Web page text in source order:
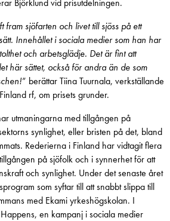
Björklund vid prisutdelningen.
fram sjöfarten och livet till sjöss på ett
Innehållet i sociala medier som han har
och arbetsglädje. Det är fint att
här sättet, också för andra än de som
” berättar Tiina Tuurnala, verkställande
rf, om prisets grunder.
utmaningarna med tillgången på
synlighet, eller bristen på det, bland
Rederierna i Finland har vidtagit flera
på sjöfolk och i synnerhet för att
och synlighet. Under det senaste året
som syftar till att snabbt slippa till
med Ekami yrkeshögskolan. I
en kampanj i sociala medier